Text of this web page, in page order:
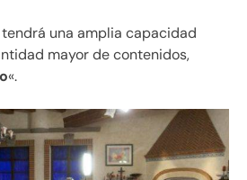
tendrá una amplia capacidad
mayor de contenidos,
«.